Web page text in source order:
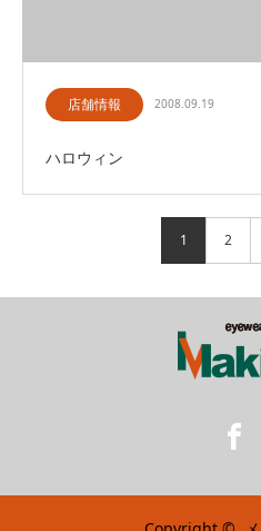
店舗情報 2008.09.19
ハロウィン
1 2